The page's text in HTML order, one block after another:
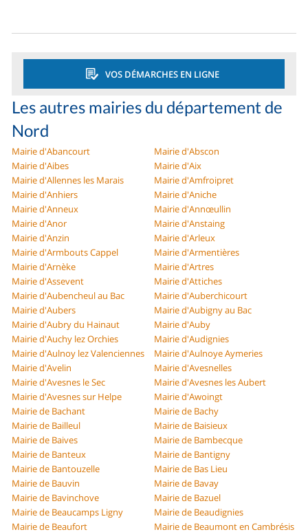
VOS DÉMARCHES EN LIGNE
Les autres mairies du département de
Nord
Mairie d'Abancourt
Mairie d'Abscon
Mairie d'Aibes
Mairie d'Aix
Mairie d'Allennes les Marais
Mairie d'Amfroipret
Mairie d'Anhiers
Mairie d'Aniche
Mairie d'Anneux
Mairie d'Annœullin
Mairie d'Anor
Mairie d'Anstaing
Mairie d'Anzin
Mairie d'Arleux
Mairie d'Armbouts Cappel
Mairie d'Armentières
Mairie d'Arnèke
Mairie d'Artres
Mairie d'Assevent
Mairie d'Attiches
Mairie d'Aubencheul au Bac
Mairie d'Auberchicourt
Mairie d'Aubers
Mairie d'Aubigny au Bac
Mairie d'Aubry du Hainaut
Mairie d'Auby
Mairie d'Auchy lez Orchies
Mairie d'Audignies
Mairie d'Aulnoy lez Valenciennes
Mairie d'Aulnoye Aymeries
Mairie d'Avelin
Mairie d'Avesnelles
Mairie d'Avesnes le Sec
Mairie d'Avesnes les Aubert
Mairie d'Avesnes sur Helpe
Mairie d'Awoingt
Mairie de Bachant
Mairie de Bachy
Mairie de Bailleul
Mairie de Baisieux
Mairie de Baives
Mairie de Bambecque
Mairie de Banteux
Mairie de Bantigny
Mairie de Bantouzelle
Mairie de Bas Lieu
Mairie de Bauvin
Mairie de Bavay
Mairie de Bavinchove
Mairie de Bazuel
Mairie de Beaucamps Ligny
Mairie de Beaudignies
Mairie de Beaufort
Mairie de Beaumont en Cambrésis